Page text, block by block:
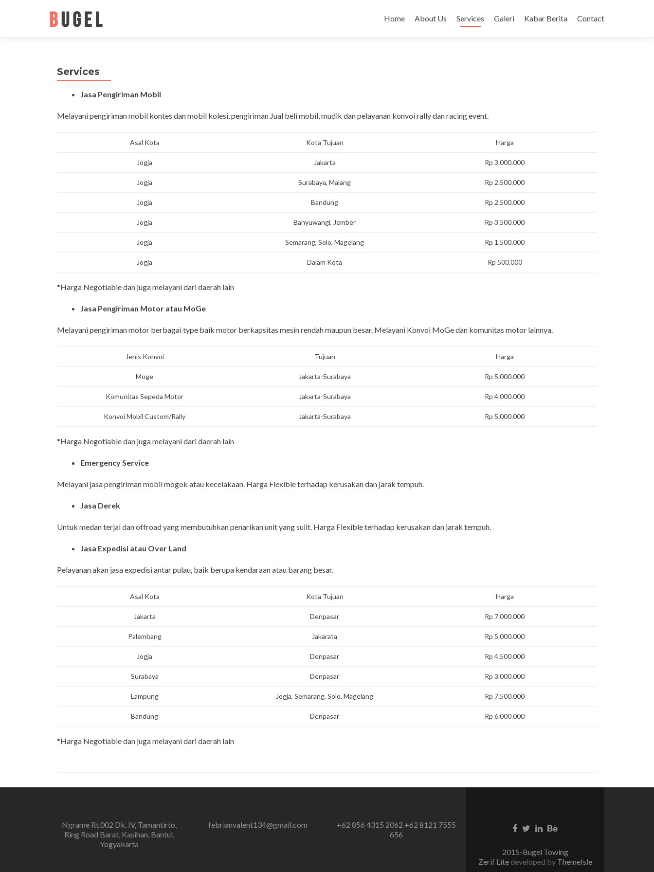
Home
About Us Services Galeri Kabar Berita Contact
Services
Jasa Pengiriman Mobil
Melayani pengiriman mobil kontes dan mobil kolesi, pengiriman Jual beli mobil, mudik dan pelayanan konvoi rally dan racing event.
Asal Kota Kota Tujuan Harga
Jogja Jakarta Rp 3.000.000
Jogja Surabaya, Malang Rp 2.500.000
Jogja Bandung Rp 2.500.000
Jogja Banyuwangi, Jember Rp 3.500.000
Jogja Semarang, Solo, Magelang Rp 1.500.000
Jogja Dalam Kota Rp 500.000
*Harga Negotiable dan juga melayani dari daerah lain
Jasa Pengiriman Motor atau MoGe
Melayani pengiriman motor berbagai type baik motor berkapsitas mesin rendah maupun besar. Melayani Konvoi MoGe dan komunitas motor lainnya.
Jenis Konvoi Tujuan Harga
Moge Jakarta-Surabaya Rp 5.000.000
Komunitas Sepeda Motor Jakarta-Surabaya Rp 4.000.000
Konvoi Mobil Custom/Rally Jakarta-Surabaya Rp 5.000.000
*Harga Negotiable dan juga melayani dari daerah lain
Emergency Service
Melayani jasa pengiriman mobil mogok atau kecelakaan. Harga Flexible terhadap kerusakan dan jarak tempuh.
Jasa Derek
Untuk medan terjal dan offroad yang membutuhkan penarikan unit yang sulit. Harga Flexible terhadap kerusakan dan jarak tempuh.
Jasa Expedisi atau Over Land
Pelayanan akan jasa expedisi antar pulau, baik berupa kendaraan atau barang besar.
Asal Kota Kota Tujuan Harga
Jakarta Denpasar Rp 7.000.000
Palembang Jakarata Rp 5.000.000
Jogja Denpasar Rp 4.500.000
Surabaya Denpasar Rp 3.000.000
Lampung Jogja, Semarang, Solo, Magelang Rp 7.500.000
Bandung Denpasar Rp 6.000.000
*Harga Negotiable dan juga melayani dari daerah lain
Ngrame Rt.002 Dk. IV, Tamantirto,
Ring Road Barat, Kasihan, Bantul,
Yogyakarta
febrianvalent134@gmail.com
+62 856 4315 2062 +62 8121 7555
656
Facebook
Twitter
LinkedinBehance
2015-Bugel Towing
Zerif Lite developed by ThemeIsle